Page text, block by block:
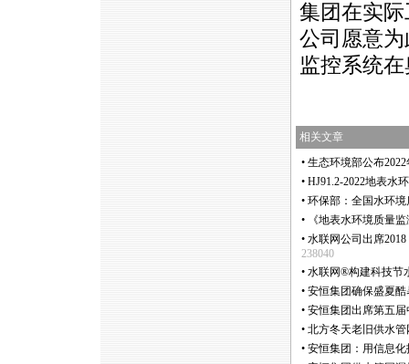
集团在实
公司愿意
监控系统
相关文章
• 生态环境部公布
• HJ91.2-2022地表水
• 环保部：全国水环
•
《地表水环境质量
• 水联网公司出席2018
238040
• 水联网®构建科技节
• 安恒集团确保盛夏
• 安恒集团出席第五
• 北方冬天老旧供水
• 安恒集团：用信息